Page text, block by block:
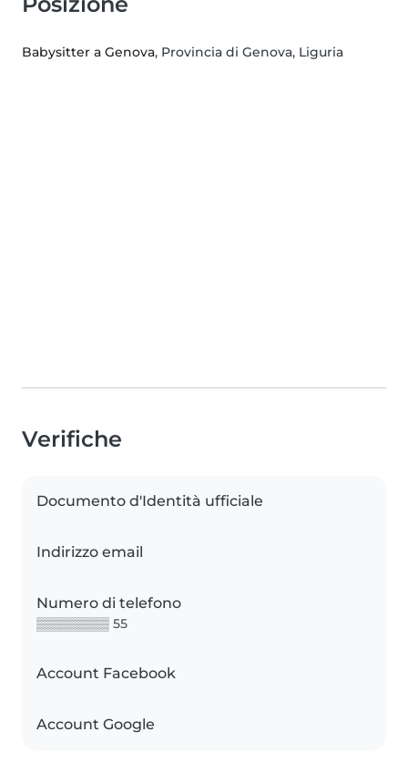
Babysitter a Genova, Provincia di Genova, Liguria
Verifiche
Documento d'Identità ufficiale
Indirizzo email
Numero di telefono
▒▒▒▒▒▒▒▒ 55
Account Facebook
Account Google